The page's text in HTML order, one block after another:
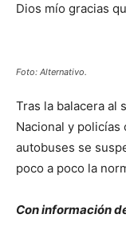
Dios mío gracias
Foto: Alternativo.
Tras la balacera al
Nacional y policías
autobuses se
poco a poco la
Con información